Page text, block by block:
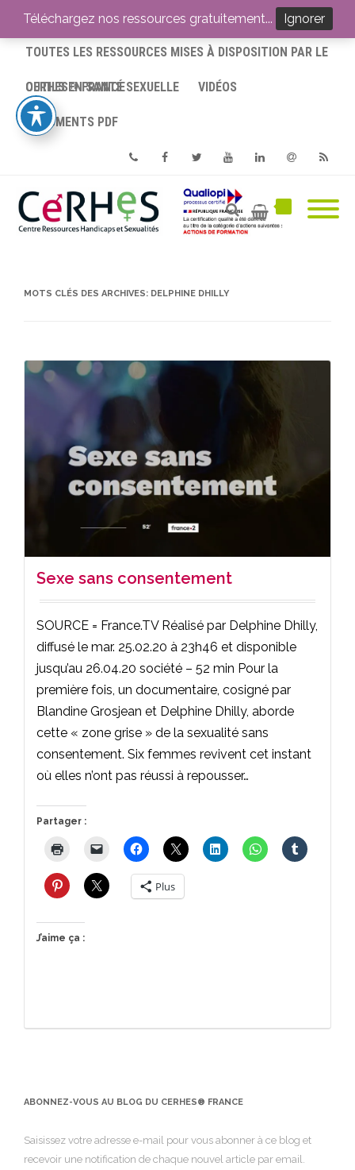
ACCUEIL
TOUTES LES RESSOURCES MISES À DISPOSITION PAR LE
CERHES® FRANCE
OUTILS EN SANTÉ SEXUELLE VIDÉOS
DOCUMENTS PDF
PhoneFacebookTwitterYoutube
MOTS CLÉS DES ARCHIVES: DELPHINE DHILLY
Sexe sans consentement
SOURCE = France.TV Réalisé par Delphine Dhilly,
diffusé le mar. 25.02.20 à 23h46 et disponible
jusqu’au 26.04.20 société – 52 min Pour la
première fois, un documentaire, cosigné par
Blandine Grosjean et Delphine Dhilly, aborde
cette « zone grise » de la sexualité sans
consentement. Six femmes revivent cet instant
où elles n’ont pas réussi à repousser…
Partager :
Plus
J’aime ça :
ABONNEZ-VOUS AU BLOG DU CERHES® FRANCE
Saisissez votre adresse e-mail pour vous abonner à ce blog et
recevoir une notification de chaque nouvel article par email.
Téléchargez nos ressources gratuitement... Ignorer